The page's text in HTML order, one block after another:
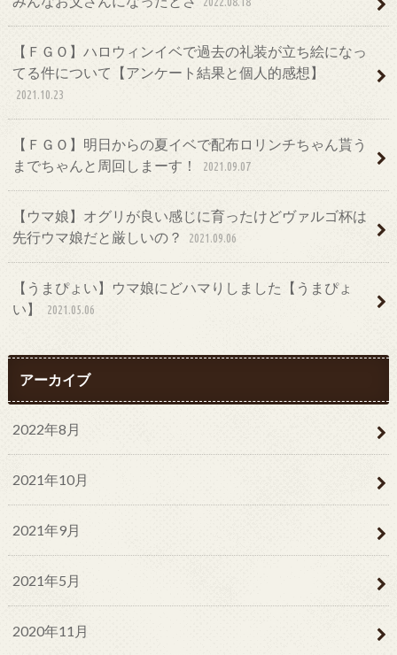
【ＦＧＯ】ハロウィンイベで過去の礼装が立ち絵になっ
てる件について【アンケート結果と個人的感想】
2021.10.23
【ＦＧＯ】明日からの夏イベで配布ロリンチちゃん貰う
までちゃんと周回しまーす！
2021.09.07
【ウマ娘】オグリが良い感じに育ったけどヴァルゴ杯は
先行ウマ娘だと厳しいの？
2021.09.06
【うまぴょい】ウマ娘にどハマりしました【うまぴょ
い】
2021.05.06
アーカイブ
2022年8月
2021年10月
2021年9月
2021年5月
2020年11月